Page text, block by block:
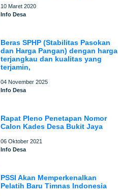
10 Maret 2020
Info Desa
Beras SPHP (Stabilitas Pasokan
dan Harga Pangan) dengan harga
terjangkau dan kualitas yang
terjamin,
04 November 2025
Info Desa
Rapat Pleno Penetapan Nomor
Calon Kades Desa Bukit Jaya
06 Oktober 2021
Info Desa
PSSI Akan Memperkenalkan
Pelatih Baru Timnas Indonesia